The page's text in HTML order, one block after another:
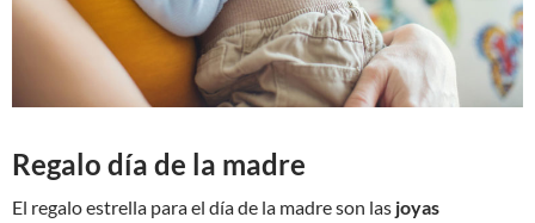
Regalo día de la madre
El regalo estrella para el día de la madre son las joyas